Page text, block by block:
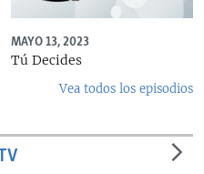
MAYO 13, 2023
Tú Decides
Vea todos los episodios